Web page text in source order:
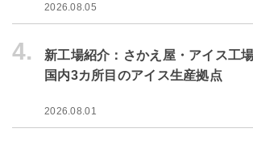
2026.08.05
4.
新工場紹介：さかえ屋・アイス工
国内3カ所目のアイス生産拠点
2026.08.01